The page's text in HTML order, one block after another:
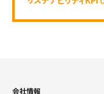
会社情報